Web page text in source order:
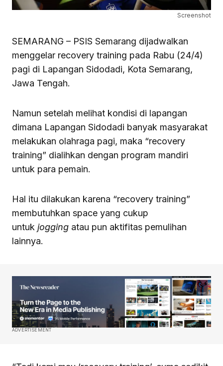
Screenshot
SEMARANG – PSIS Semarang dijadwalkan
menggelar recovery training pada Rabu (24/4)
pagi di Lapangan Sidodadi, Kota Semarang,
Jawa Tengah.
Namun setelah melihat kondisi di lapangan
dimana Lapangan Sidodadi banyak masyarakat
melakukan olahraga pagi, maka “recovery
training” dialihkan dengan program mandiri
untuk para pemain.
Hal itu dilakukan karena “recovery training”
membutuhkan space yang cukup
untuk jogging atau pun aktifitas pemulihan
lainnya.
ADVERTISEMENT